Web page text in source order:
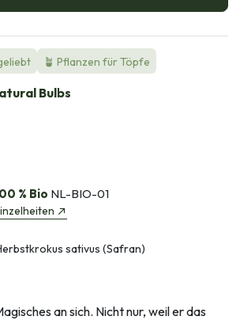
🪴 Pflanzen für Töpfe
Bulbs
% Bio NL-BIO-01
sativus (Safran)
an sich. Nicht nur, weil er das